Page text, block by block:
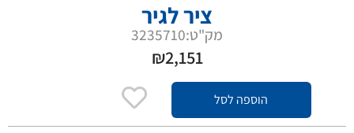
ציר לגיר
מק"ט:3235710
₪2,151
הוספה לסל